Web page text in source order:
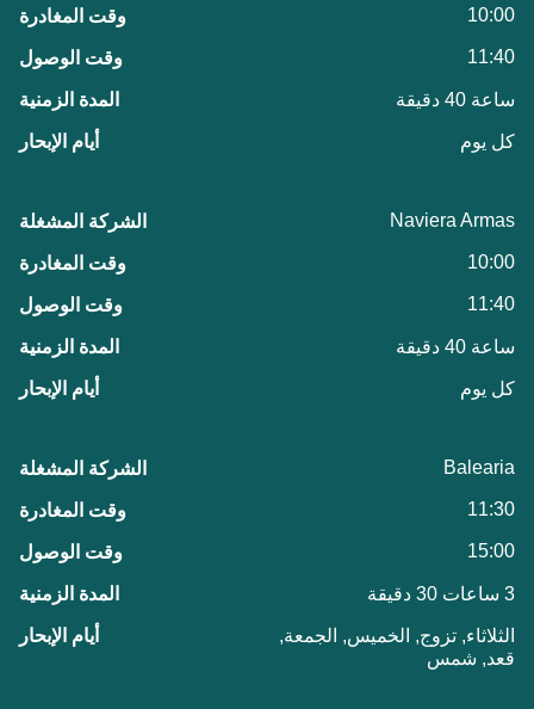
10:00
11:40
ساعة 40 دقيقة
كل يوم
Naviera Armas
10:00
11:40
ساعة 40 دقيقة
كل يوم
Balearia
11:30
15:00
3 ساعات 30 دقيقة
الثلاثاء, تزوج, الخميس, الجمعة,
قعد, شمس